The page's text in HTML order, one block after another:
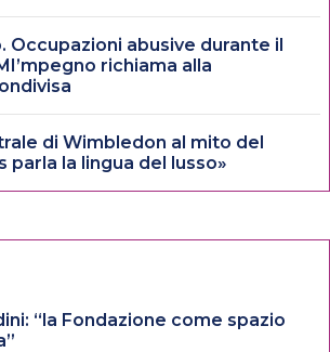
Occupazioni abusive durante il
richiama alla
di Wimbledon al mito del
parla la lingua del lusso»
“la Fondazione come spazio